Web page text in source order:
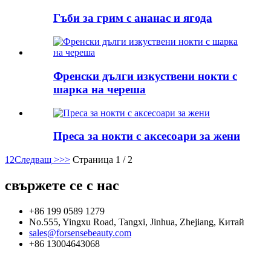
Гъби за грим с ананас и ягода
Френски дълги изкуствени нокти с
шарка на череша
Преса за нокти с аксесоари за жени
1 2Следващ >>> Страница 1 / 2
свържете се с нас
+86 199 0589 1279
No.555, Yingxu Road, Tangxi, Jinhua, Zhejiang, Китай
sales@forsensebeauty.com
+86 13004643068